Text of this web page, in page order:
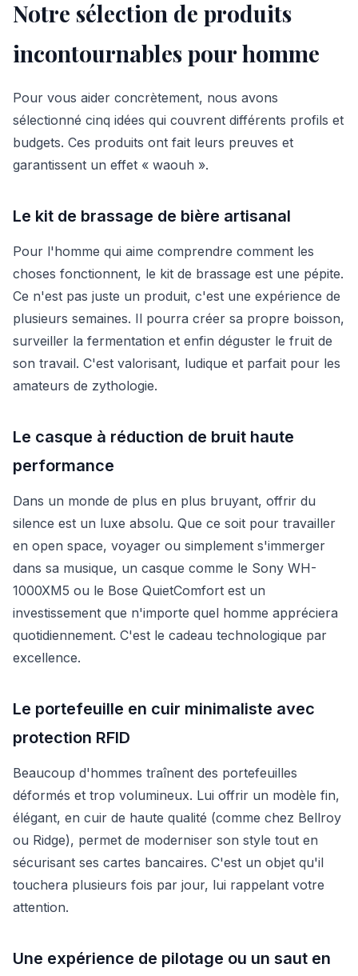
Notre sélection de produits
incontournables pour homme
Pour vous aider concrètement, nous avons
sélectionné cinq idées qui couvrent différents profils et
budgets. Ces produits ont fait leurs preuves et
garantissent un effet « waouh ».
Le kit de brassage de bière artisanal
Pour l'homme qui aime comprendre comment les
choses fonctionnent, le kit de brassage est une pépite.
Ce n'est pas juste un produit, c'est une expérience de
plusieurs semaines. Il pourra créer sa propre boisson,
surveiller la fermentation et enfin déguster le fruit de
son travail. C'est valorisant, ludique et parfait pour les
amateurs de zythologie.
Le casque à réduction de bruit haute
performance
Dans un monde de plus en plus bruyant, offrir du
silence est un luxe absolu. Que ce soit pour travailler
en open space, voyager ou simplement s'immerger
dans sa musique, un casque comme le Sony WH-
1000XM5 ou le Bose QuietComfort est un
investissement que n'importe quel homme appréciera
quotidiennement. C'est le cadeau technologique par
excellence.
Le portefeuille en cuir minimaliste avec
protection RFID
Beaucoup d'hommes traînent des portefeuilles
déformés et trop volumineux. Lui offrir un modèle fin,
élégant, en cuir de haute qualité (comme chez Bellroy
ou Ridge), permet de moderniser son style tout en
sécurisant ses cartes bancaires. C'est un objet qu'il
touchera plusieurs fois par jour, lui rappelant votre
attention.
Une expérience de pilotage ou un saut en